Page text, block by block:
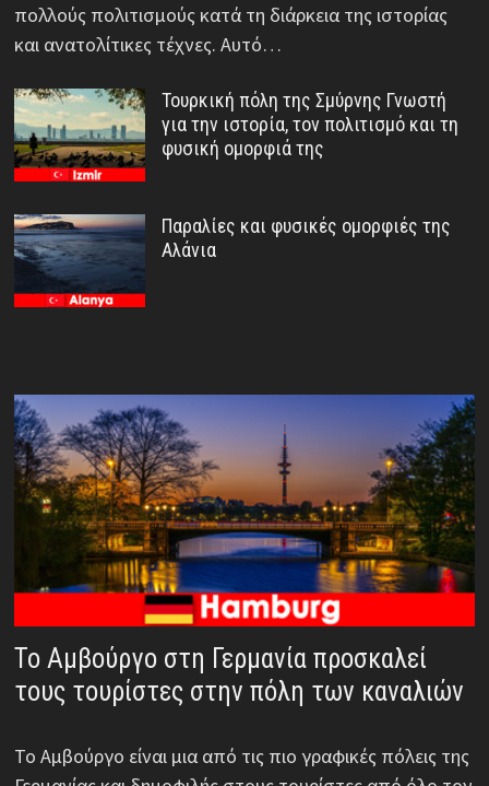
πολλούς πολιτισμούς κατά τη διάρκεια της ιστορίας
και ανατολίτικες τέχνες. Αυτό…
Τουρκική πόλη της Σμύρνης Γνωστή
για την ιστορία, τον πολιτισμό και τη
φυσική ομορφιά της
Παραλίες και φυσικές ομορφιές της
Αλάνια
Το Αμβούργο στη Γερμανία προσκαλεί
τους τουρίστες στην πόλη των καναλιών
Το Αμβούργο είναι μια από τις πιο γραφικές πόλεις της